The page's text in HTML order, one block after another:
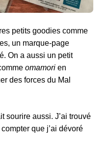
petits goodies comme
un marque-page
On a aussi un petit
omamori en
des forces du Mal
sourire aussi. J’ai trouvé
que j’ai dévoré